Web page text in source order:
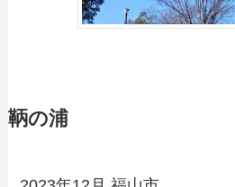
鞆の浦